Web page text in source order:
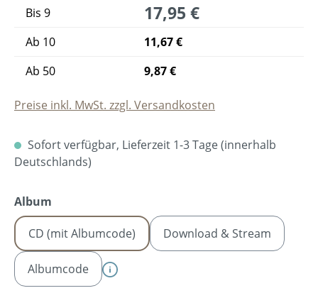
Bis 9 17,95 €
Ab 10
11,67 €
Ab 50 9,87 €
Preise inkl. MwSt. zzgl. Versandkosten
Sofort verfügbar, Lieferzeit 1-3 Tage (innerhalb
Deutschlands)
Album
CD (mit Albumcode) Download & Stream
Albumcode